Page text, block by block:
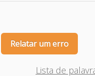
Relatar um erro
Lista de